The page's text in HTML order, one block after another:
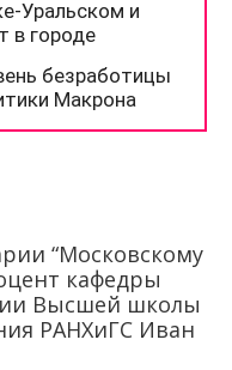
“Московскому
кафедры
Высшей школы
РАНХиГС Иван